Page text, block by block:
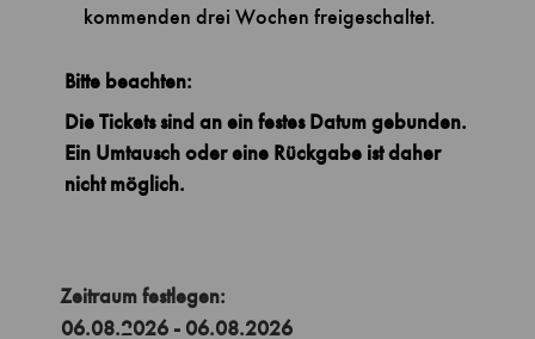
kommenden drei Wochen freigeschaltet.
Bitte beachten:
Die Tickets sind an ein festes Datum gebunden.
Ein Umtausch oder eine Rückgabe ist daher
nicht möglich.